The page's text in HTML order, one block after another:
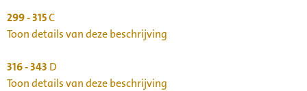
299 - 315C
Toon details van deze beschrijving
316 - 343 D
Toon details van deze beschrijving